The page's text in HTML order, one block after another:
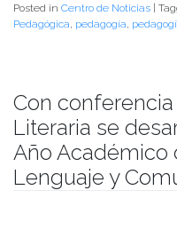
Posted in Centro de Noticias
Pedagógica, pedagogía,
Con
Literaria se
Año Académico
Lenguaje y